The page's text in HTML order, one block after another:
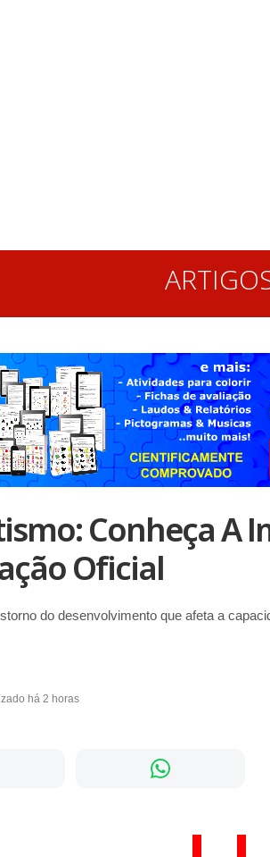
Conheça A
Oficial
do desenvolvimento que afeta a
há 2 horas